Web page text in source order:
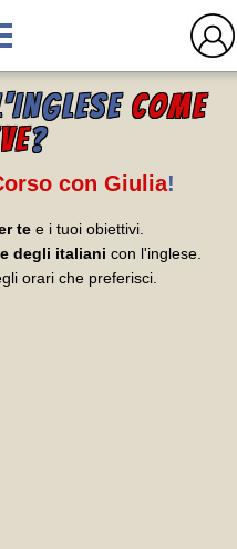
COME
?
con Giulia!
te e i tuoi obiettivi.
degli italiani con l'inglese.
orari che preferisci.